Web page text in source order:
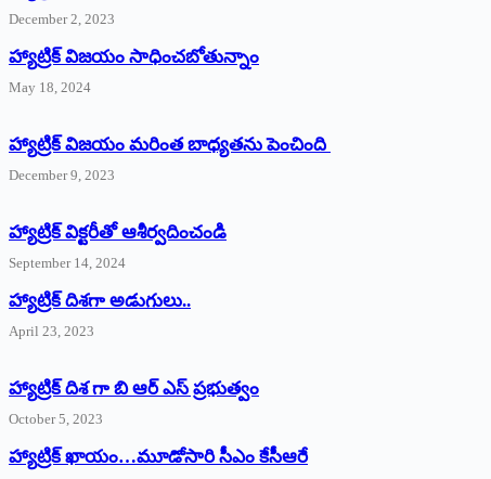
December 2, 2023
హ్యాట్రిక్‌ విజయం సాధించబోతున్నాం
May 18, 2024
హ్యాట్రిక్ విజయం మరింత బాధ్యతను పెంచింది
December 9, 2023
హ్యాట్రిక్‌ ‌విక్టరీతో ఆశీర్వదించండి
September 14, 2024
‌హ్యాట్రిక్‌ ‌దిశగా అడుగులు..
April 23, 2023
హ్యాట్రిక్ దిశ గా బి ఆర్ ఎస్ ప్రభుత్వం
October 5, 2023
హ్యాట్రిక్‌ ‌ఖాయం…మూడోసారి సీఎం కేసీఆరే